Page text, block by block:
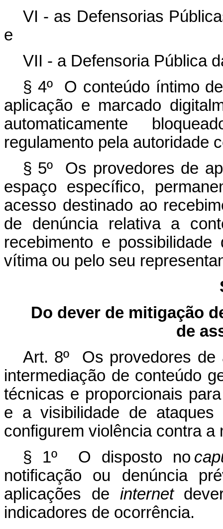
VI - as Defensorias
e
VII - a Defensoria Pública
§ 4º O conteúdo íntimo
aplicação e marcado
automaticamente
regulamento pela autoridade
§ 5º Os provedores de
espaço específico,
acesso destinado ao
de denúncia relativa a
recebimento e
vítima ou pelo seu
Do dever de mitigação
de
Art. 8º Os provedores
intermediação de conteúdo
técnicas e proporcionais
e a visibilidade de ataques
configurem violência contra a
§ 1º O disposto no
notificação ou denúncia
aplicações de internet
indicadores de ocorrência.